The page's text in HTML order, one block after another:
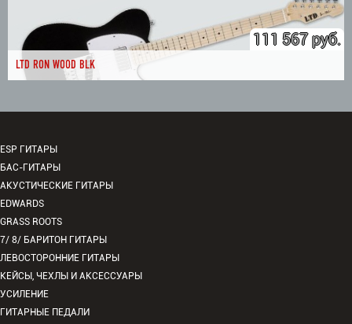
111 567 руб.
LTD RON WOOD BLK
ESP ГИТАРЫ
БАС-ГИТАРЫ
АКУСТИЧЕСКИЕ ГИТАРЫ
EDWARDS
GRASS ROOTS
7/ 8/ БАРИТОН ГИТАРЫ
ЛЕВОСТОРОННИЕ ГИТАРЫ
КЕЙСЫ, ЧЕХЛЫ И АКСЕССУАРЫ
УСИЛЕНИЕ
ГИТАРНЫЕ ПЕДАЛИ